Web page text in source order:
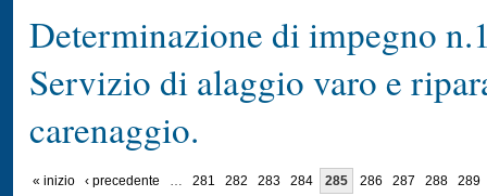
Determinazione di impegno
Servizio di alaggio varo e
carenaggio.
« inizio ‹ precedente … 281 282 283 284 285 286 287 288 289